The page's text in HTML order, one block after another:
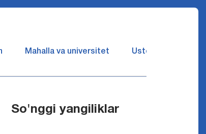
Mahalla va universitet Ustozlar suhbatin
So'nggi yangiliklar